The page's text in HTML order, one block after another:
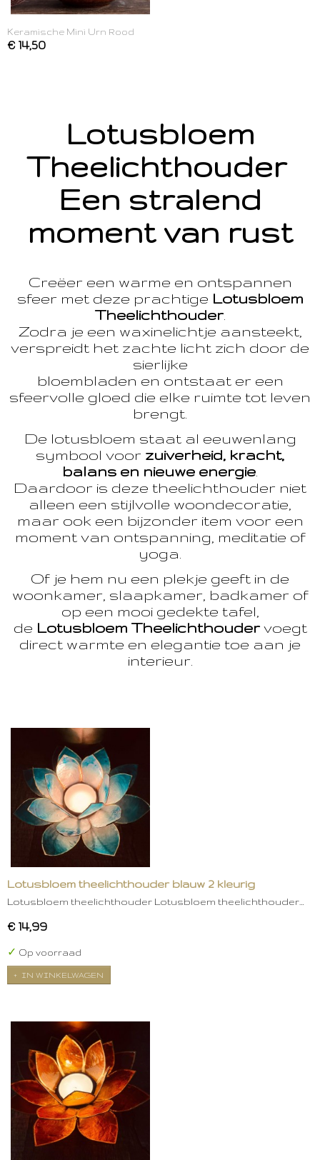
Keramische Mini Urn Rood
€ 14,50
Lotusbloem
Theelichthouder
Een stralend
moment van rust
Creëer een warme en ontspannen
sfeer met deze prachtige Lotusbloem
Theelichthouder.
Zodra je een waxinelichtje aansteekt,
verspreidt het zachte licht zich door de
sierlijke
bloembladen en ontstaat er een
sfeervolle gloed die elke ruimte tot leven
brengt.
De lotusbloem staat al eeuwenlang
symbool voor zuiverheid, kracht,
balans en nieuwe energie
Daardoor is deze theelichthouder niet
alleen een stijlvolle woondecoratie,
maar ook een bijzonder item voor een
moment van ontspanning, meditatie of
yoga.
Of je hem nu een plekje geeft in de
woonkamer, slaapkamer, badkamer of
op een mooi gedekte tafel,
de Lotusbloem Theelichthoudervoegt
direct warmte en elegantie toe aan je
interieur.
Lotusbloem theelichthouder blauw 2 kleurig
Lotusbloem theelichthouder Lotusbloem theelichthouder…
€ 14,99
✓ Op voorraad
IN WINKELWAGEN